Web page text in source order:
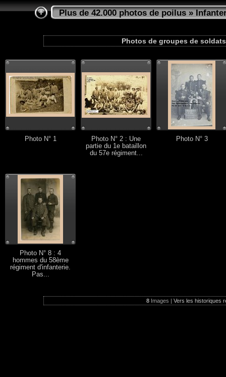
Plus de 42.000 photos de poilus»
Photos de groupes de
Photo N° 1
Photo N° 2 : Une
partie du 1e bataillon
du 57e régiment...
Photo N° 3
Photo N° 8 : 4
hommes du 58ème
régiment d'infanterie.
Pas...
8Images | Vers les historiques